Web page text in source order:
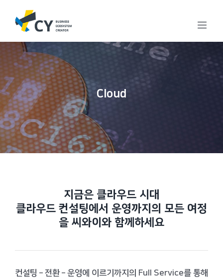
Cloud
지금은 클라우드 시대
클라우드 컨설팅에서 운영까지의 모든 여정
을 씨와이와 함께하세요
컨설팅 – 전환 – 운영에 이르기까지의 Full Service를 통해